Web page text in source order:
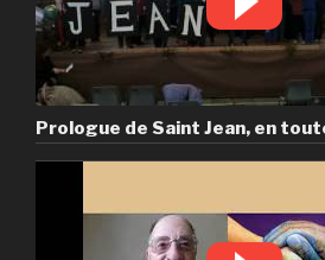
Prologue de Saint Jean, en